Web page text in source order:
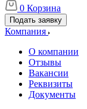
0 Корзина
Подать заявку
Компания
О компании
Отзывы
Вакансии
Реквизиты
Документы